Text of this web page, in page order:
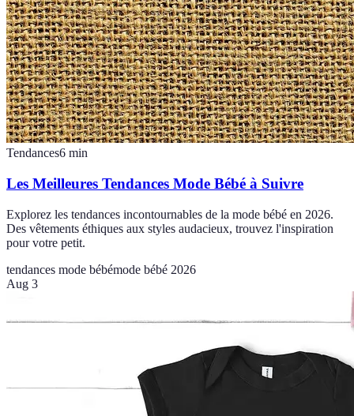
Tendances6 min
Les Meilleures Tendances Mode Bébé à Suivre
Explorez les tendances incontournables de la mode bébé en 2026.
Des vêtements éthiques aux styles audacieux, trouvez l'inspiration
pour votre petit.
tendances mode bébémode bébé 2026
Aug 3